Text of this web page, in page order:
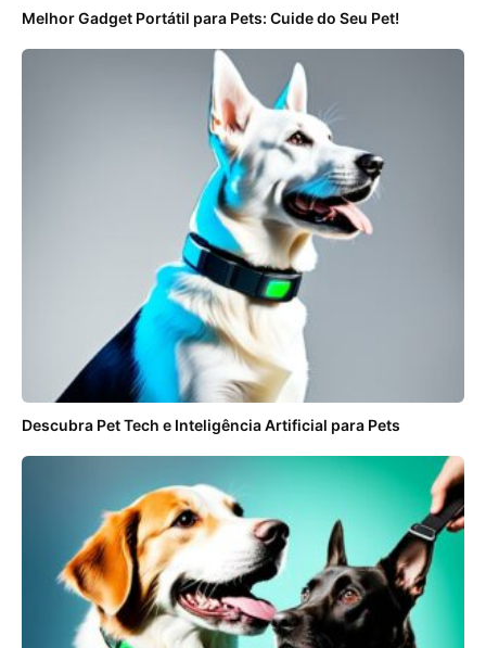
Melhor Gadget Portátil para Pets: Cuide do Seu Pet!
Descubra Pet Tech e Inteligência Artificial para Pets